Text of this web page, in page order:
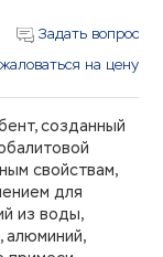
Задать вопрос
на цену
созданный
свойствам,
для
из воды,
алюминий,